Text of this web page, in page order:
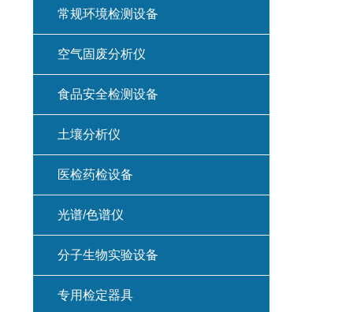
常规环境检测设备
空气固废分析仪
食品安全检测设备
土壤分析仪
医检药检设备
光谱/色谱仪
分子生物实验设备
专用检定器具